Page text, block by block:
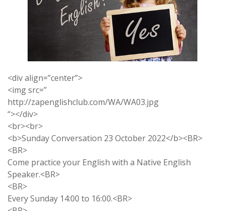
<div align=”center”>
<img src=”
http://zapenglishclub.com/WA/WA03.jpg
“></div>
<br><br>
<b>Sunday Conversation 23 October 2022</b><BR>
<BR>
Come practice your English with a Native English
Speaker.<BR>
<BR>
Every Sunday 14:00 to 16:00.<BR>